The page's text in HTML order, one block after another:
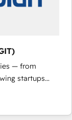
— from
startups
scale
of HubSpot.
we fuse